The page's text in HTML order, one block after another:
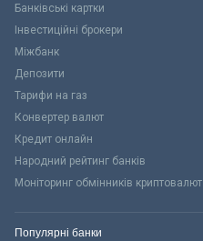
Банківські картки
Інвестиційні брокери
Міжбанк
Депозити
Тарифи на газ
Конвертер валют
Кредит онлайн
Народний рейтинг банків
Моніторинг обмінників криптовалют
Популярні банки